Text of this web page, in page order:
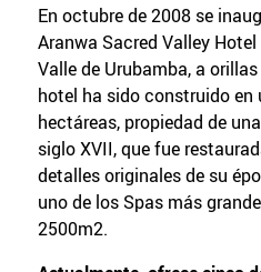
En octubre de 2008 se
Aranwa Sacred Valley
Valle de Urubamba, a
hotel ha sido construido en
hectáreas, propiedad de
siglo XVII, que fue
detalles originales de su
uno de los Spas más
2500m2.